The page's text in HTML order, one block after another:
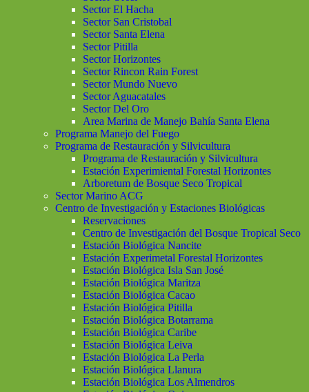
Sector El Hacha
Sector San Cristobal
Sector Santa Elena
Sector Pitilla
Sector Horizontes
Sector Rincon Rain Forest
Sector Mundo Nuevo
Sector Aguacatales
Sector Del Oro
Area Marina de Manejo Bahía Santa Elena
Programa Manejo del Fuego
Programa de Restauración y Silvicultura
Programa de Restauración y Silvicultura
Estación Experimiental Forestal Horizontes
Arboretum de Bosque Seco Tropical
Sector Marino ACG
Centro de Investigación y Estaciones Biológicas
Reservaciones
Centro de Investigación del Bosque Tropical Seco
Estación Biológica Nancite
Estación Experimetal Forestal Horizontes
Estación Biológica Isla San José
Estación Biológica Maritza
Estación Biológica Cacao
Estación Biológica Pitilla
Estación Biológica Botarrama
Estación Biológica Caribe
Estación Biológica Leiva
Estación Biológica La Perla
Estación Biológica Llanura
Estación Biológica Los Almendros